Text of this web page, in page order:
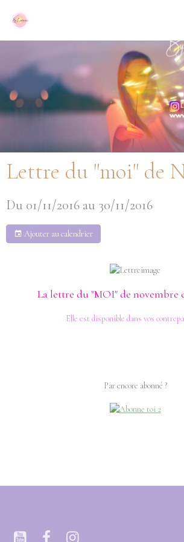
Lettre du "moi" de
Du 01/11/2016 au 30/11/2016
Ajouter au calendrier
La lettre du "MOI" de novembre
Elle est disponible dans vos
Par encore abonné ?